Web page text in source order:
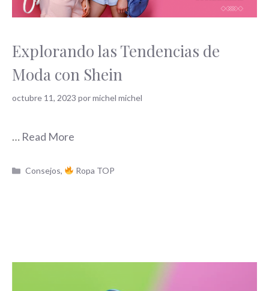
Explorando las Tendencias de
Moda con Shein
octubre 11, 2023 pormichel michel
… Read More
Categorías
Consejos, Ropa TOP